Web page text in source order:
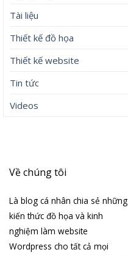
Tài liệu
Thiết kế đồ họa
Thiết kế website
Tin tức
Videos
Về chúng tôi
Là blog cá nhân chia sẻ những
kiến thức đồ họa và kinh
nghiệm làm website
Wordpress cho tất cả mọi